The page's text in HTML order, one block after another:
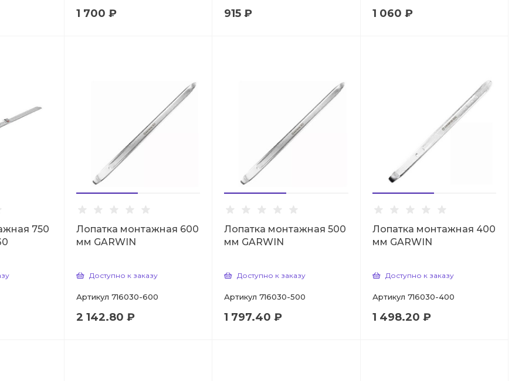
1 700 ₽ 915 ₽ 1 060 ₽
750
Лопатка монтажная 600
мм GARWIN
Доступно к заказу
Артикул 716030-600
2 142.80 ₽
Лопатка монтажная 500
мм GARWIN
Доступно к заказу
Артикул 716030-500
1 797.40 ₽
Лопатка монтажная 400
мм GARWIN
Доступно к заказу
Артикул 716030-400
1 498.20 ₽